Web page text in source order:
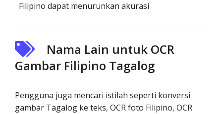
Filipino dapat menurunkan akurasi
Nama Lain untuk OCR
Gambar Filipino Tagalog
Pengguna juga mencari istilah seperti konversi
gambar Tagalog ke teks, OCR foto Filipino, OCR